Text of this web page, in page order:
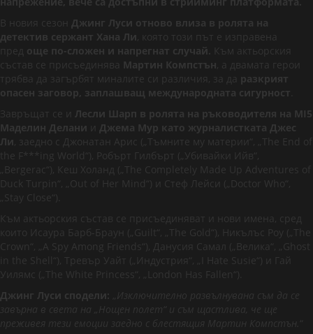
В новия сезон Джинг Луси отново влиза в ролята на
детектив сержант Хана Ли , която този път е изправена
пред още по-сложен и напрегнат случай. Към актьорския
състав се присъединява
Мартин Компстън , а двамата герои
трябва да загърбят миналите си различия, за да
разкрият
опасен заговор, заплашващ международната сигурност
Завръщат се и
Лесли Шарп в ролята на ръководителя на MI5
Маделин Делани
Джема Мур като журналистката Джес
Ли , заедно с Джонатан Арис („Тъмните му материи“, „The End of
the F***ing World“), Робърт Гилбърт („Убивайки Ийв“,
„Bergerac“), Кеш Холанд („The Completely Made Up Adventures of
Duck Turpin“, „Out of Her Mind“) и Стеф Лейси („Doctor Who“,
„Stay Close“).
Към актьорския състав се присъединяват и нови имена, сред
които Исаура Барб-Браун („Guilt“, „The Gold“), Никълъс Роу („The
Crown“, „A Spy Among Friends“), Данусия Самал („Велика“, „Ghost
in the Shell“), Тревър Уайт („Индустрия“, „I Hate Susie“) и Гай
Уилямс („The White Princess“, „London Has Fallen“).
Джинг Луси сподели: „ Изключително развълнувана съм да се
завърна в света на „Нощен полет“ и съм щастлива, че ще
преживея тези емоции заедно с блестящия Мартин Компстън. “